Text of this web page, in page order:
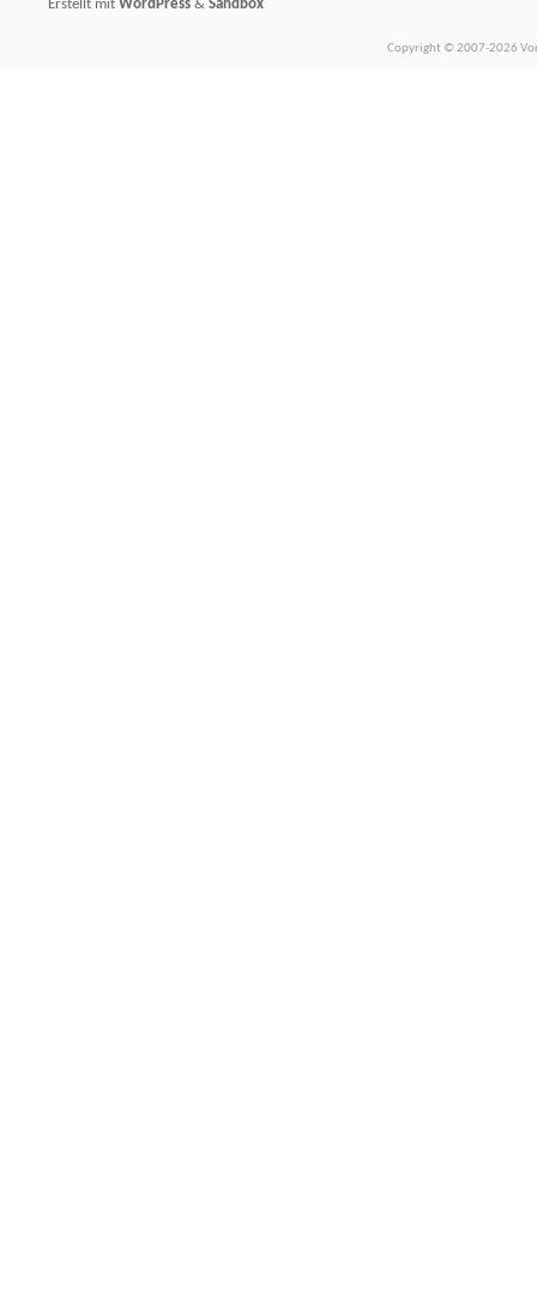
Erstellt mit WordPress & Sandbox
Copyright © 2007-2026